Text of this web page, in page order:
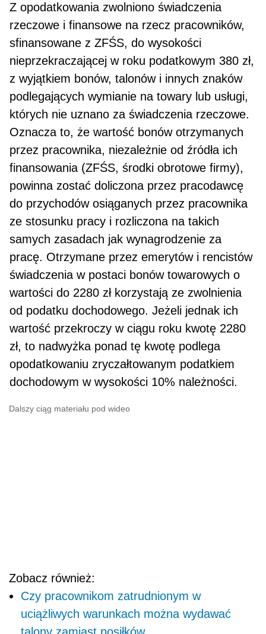
Z opodatkowania zwolniono świadczenia
rzeczowe i finansowe na rzecz pracowników,
sfinansowane z ZFŚS, do wysokości
nieprzekraczającej w roku podatkowym 380 zł,
z wyjątkiem bonów, talonów i innych znaków
podlegających wymianie na towa­ry lub usługi,
których nie uznano za świadczenia rzeczowe.
Oznacza to, że wartość bonów otrzy­manych
przez pracownika, niezależnie od źródła ich
finansowania (ZFŚS, środki obrotowe firmy),
powinna zostać doliczona przez pracodawcę
do przychodów osiąganych przez pracownika
ze sto­sunku pracy i rozliczona na takich
samych zasa­dach jak wynagrodzenie za
pracę. Otrzymane przez emerytów i rencistów
świad­czenia w postaci bonów towarowych o
wartości do 2280 zł korzystają ze zwolnienia
od podatku dochodowego. Jeżeli jednak ich
wartość przekro­czy w ciągu roku kwotę 2280
zł, to nadwyżka ponad tę kwotę podlega
opodatkowaniu zryczałtowanym podatkiem
dochodowym w wysokości 10% należ­ności.
Dalszy ciąg materiału pod wideo
Zobacz również:
Czy pracownikom zatrudnionym w
uciążliwych warunkach można wydawać